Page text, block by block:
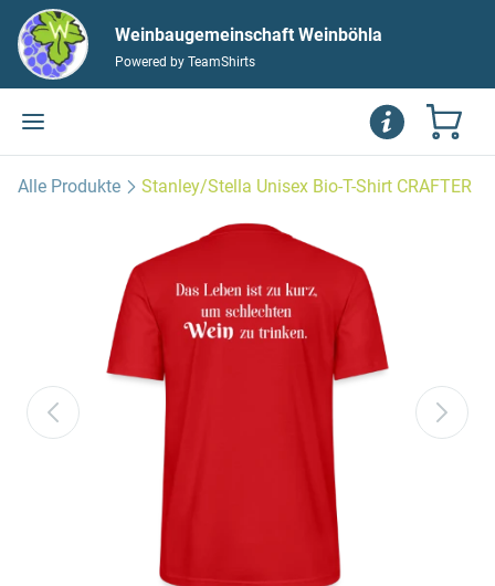
Weinbaugemeinschaft Weinböhla
Powered by TeamShirts
Alle Produkte Stanley/Stella Unisex Bio-T-Shirt CRAFTER